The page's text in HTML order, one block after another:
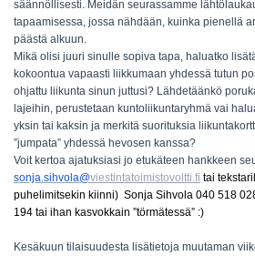
säännöllisesti. Meidän seurassamme
tapaamisessa, jossa nähdään, kuinka pienellä
päästä alkuun.
Mikä olisi juuri sinulle sopiva tapa, haluatko
kokoontua vapaasti liikkumaan yhdessä tutun
ohjattu liikunta sinun juttusi? Lähdetäänkö
lajeihin, perustetaan kuntoliikuntaryhmä vai
yksin tai kaksin ja merkitä suorituksia
”jumpata” yhdessä hevosen kanssa?
Voit kertoa ajatuksiasi jo etukäteen hankkeen
sonja.sihvola@viestintatoimistovoltti.fi tai
puhelimitsekin kiinni) Sonja Sihvola 040 518
194 tai ihan kasvokkain ”törmätessä” :)
Kesäkuun tilaisuudesta lisätietoja muutaman